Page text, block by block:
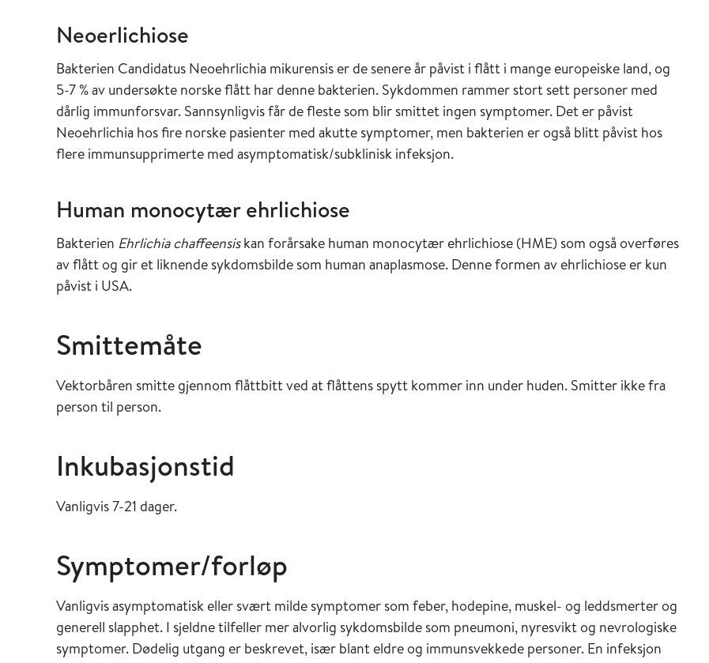
Neoerlichiose
Bakterien Candidatus Neoehrlichia mikurensis er de senere år påvist i flått i mange europeiske land, og
5-7 % av undersøkte norske flått har denne bakterien. Sykdommen rammer stort sett personer med
dårlig immunforsvar. Sannsynligvis får de fleste som blir smittet ingen symptomer. Det er påvist
Neoehrlichia hos fire norske pasienter med akutte symptomer, men bakterien er også blitt påvist hos
flere immunsupprimerte med asymptomatisk/subklinisk infeksjon.
Human monocytær ehrlichiose
Bakterien Ehrlichia chaffeensiskan forårsake human monocytær ehrlichiose (HME) som også overføres
av flått og gir et liknende sykdomsbilde som human anaplasmose. Denne formen av ehrlichiose er kun
påvist i USA.
Smittemåte
Vektorbåren smitte gjennom flåttbitt ved at flåttens spytt kommer inn under huden. Smitter ikke fra
person til person.
Inkubasjonstid
Vanligvis 7-21 dager.
Symptomer/forløp
Vanligvis asymptomatisk eller svært milde symptomer som feber, hodepine, muskel- og leddsmerter og
generell slapphet. I sjeldne tilfeller mer alvorlig sykdomsbilde som pneumoni, nyresvikt og nevrologiske
symptomer. Dødelig utgang er beskrevet, især blant eldre og immunsvekkede personer. En infeksjon